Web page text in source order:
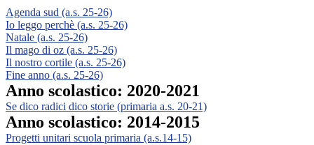
Agenda sud (a.s. 25-26)
Io leggo perchè (a.s. 25-26)
Natale (a.s. 25-26)
Il mago di oz (a.s. 25-26)
Il nostro cortile (a.s. 25-26)
Fine anno (a.s. 25-26)
Anno scolastico: 2020-2021
Se dico radici dico storie (primaria a.s. 20-21)
Anno scolastico: 2014-2015
Progetti unitari scuola primaria (a.s.14-15)